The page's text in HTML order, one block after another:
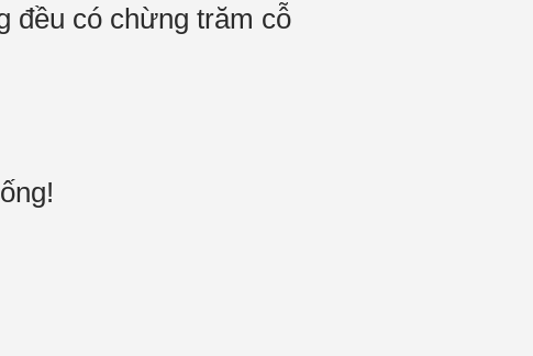
đều có chừng trăm cỗ